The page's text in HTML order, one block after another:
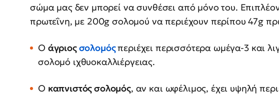
σώμα μας δεν μπορεί να συνθέσει από μόνο του.
πρωτεΐνη, με 200g σολομού να περιέχουν περίπου 47g
Ο άγριοςσολομόςπεριέχει περισσότερα ωμέγα-3 και
σολομό ιχθυοκαλλιέργειας.
Ο καπνιστός σολομός, αν και ωφέλιμος, έχει υψηλή